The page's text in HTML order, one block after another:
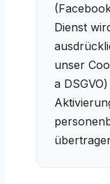
Dienst
unser
a